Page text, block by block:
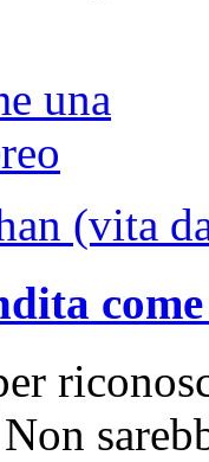
(vita